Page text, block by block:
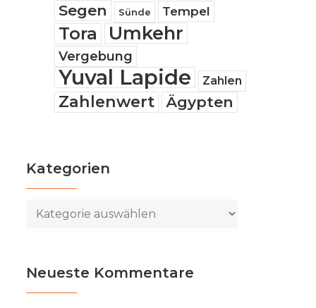
Segen Sünde Tempel
Tora Umkehr
Vergebung
Yuval Lapide Zahlen
Zahlenwert Ägypten
Kategorien
Kategorien
Neueste Kommentare